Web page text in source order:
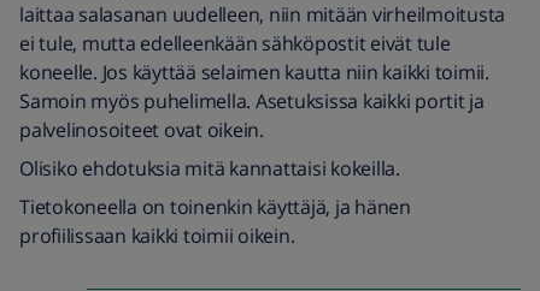
laittaa salasanan uudelleen, niin mitään virheilmoitusta
ei tule, mutta edelleenkään sähköpostit eivät tule
koneelle. Jos käyttää selaimen kautta niin kaikki toimii.
Samoin myös puhelimella. Asetuksissa kaikki portit ja
palvelinosoiteet ovat oikein.
Olisiko ehdotuksia mitä kannattaisi kokeilla.
Tietokoneella on toinenkin käyttäjä, ja hänen
profiilissaan kaikki toimii oikein.